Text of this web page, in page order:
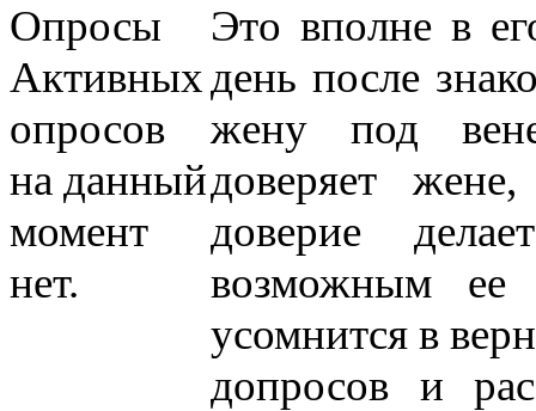
Опросы
Активных
опросов
на данный
момент
нет.
Это вполне в
день после
жену под
доверяет
доверие
возможным ее
усомнится в
допросов и